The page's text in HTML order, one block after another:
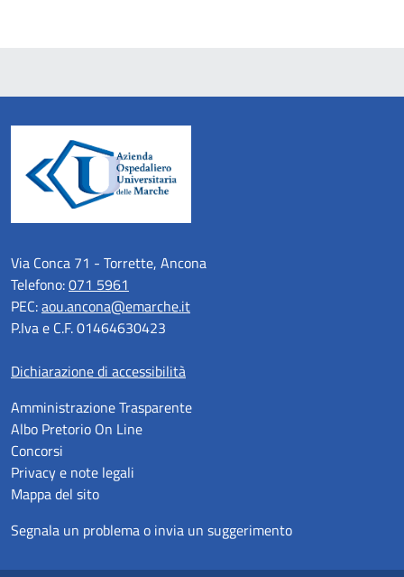
Via Conca 71 - Torrette, Ancona
Telefono:071 5961
PEC:aou.ancona@emarche.it
P.Iva e C.F. 01464630423
Dichiarazione di accessibilità
Amministrazione Trasparente
Albo Pretorio On Line
Concorsi
Privacy e note legali
Mappa del sito
Segnala un problema o invia un suggerimento